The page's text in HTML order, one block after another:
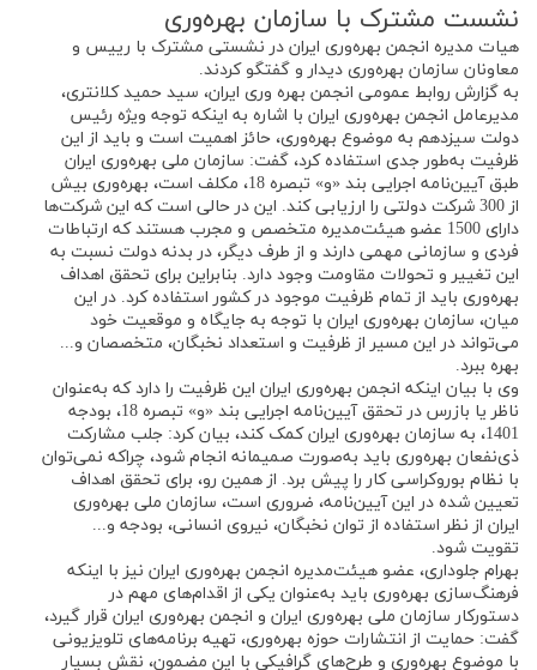
نشست مشترک با سازمان بهره‌وری
هیات مدیره انجمن بهره‌وری ایران در نشستی مشترک با رییس و
معاونان سازمان بهره‌وری دیدار و گفتگو کردند.
به گزارش روابط عمومی انجمن بهره وری ایران، سید حمید کلانتری،
مدیرعامل انجمن بهره‌وری ایران با اشاره به اینکه توجه ویژه رئیس
دولت سیزدهم به موضوع بهره‌وری، حائز اهمیت است و باید از این
ظرفیت به‌طور جدی استفاده کرد، گفت: سازمان ملی بهره‌وری ایران
طبق آیین‌نامه اجرایی بند «و» تبصره 18، مکلف است، بهره‌وری بیش
از 300 شرکت دولتی را ارزیابی کند. این در حالی است که این شرکت‌ها
دارای 1500 عضو هیئت‌مدیره متخصص و مجرب هستند که ارتباطات
فردی و سازمانی مهمی دارند و از طرف دیگر، در بدنه دولت نسبت به
این تغییر و تحولات مقاومت وجود دارد. بنابراین برای تحقق اهداف
بهره‌وری باید از تمام ظرفیت موجود در کشور استفاده کرد. در این
میان، سازمان بهره‌وری ایران با توجه به جایگاه و موقعیت خود
می‌تواند در این مسیر از ظرفیت و استعداد نخبگان، متخصصان و...
بهره‌ ببرد.
وی با بیان اینکه انجمن بهره‌وری ایران این ظرفیت را دارد که به‌عنوان
ناظر یا بازرس در تحقق آیین‌نامه اجرایی بند «و» تبصره 18، بودجه
1401، به سازمان بهره‌وری ایران کمک کند، بیان کرد: جلب مشارکت
ذی‌نفعان بهره‌وری باید به‌صورت صمیمانه انجام شود، چراکه نمی‌توان
با نظام بوروکراسی کار را پیش برد. از همین رو، برای تحقق اهداف
تعیین شده در این آیین‌نامه، ضروری است، سازمان ملی بهره‌وری
ایران از نظر استفاده از توان نخبگان، نیروی انسانی، بودجه و...
تقویت شود.
بهرام جلوداری، عضو هیئت‌مدیره انجمن بهره‌وری ایران نیز با اینکه
فرهنگ‌سازی بهره‌وری باید به‌عنوان یکی از اقدام‌های مهم در
دستورکار سازمان ملی بهره‌وری ایران و انجمن بهره‌وری ایران قرار گیرد،
گفت: حمایت از انتشارات حوزه بهره‌وری، تهیه برنامه‌های تلویزیونی
با موضوع بهره‌وری و طرح‌های گرافیکی با این مضمون، نقش بسیار